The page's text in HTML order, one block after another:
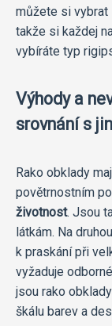
můžete si vybrat
takže si každej
vybíráte typ
Výhody a
srovnání s
Rako obklady
povětrnostním
životnost. Jsou
látkám. Na
k praskání při
vyžaduje
jsou rako obklady
škálu barev a